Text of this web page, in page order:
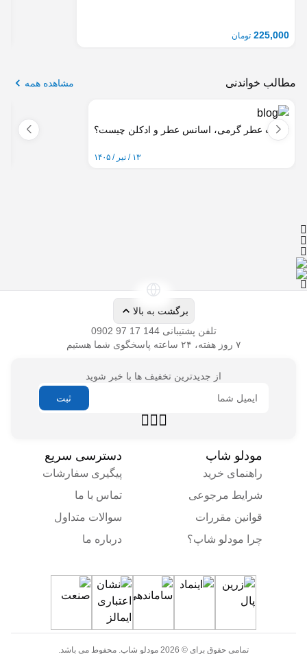
225,000 تومان
مشاهده همه
تفاوت عطر گرمی، اسانس عطر و ادکلن چیست؟
۱۳ / تیر / ۱۴۰۵
تلفن پشتیبانی
از جدیدترین تخفیف ها با خبر شوید
راهنمای خرید
شرایط مرجوعی
قوانین مقررات
چرا مودلو شاپ؟
پیگیری سفارشات
تماس با ما
سوالات متداول
درباره ما
تمامی حقوق برای © 2026 مودلو شاپ. محفوط می باشد.